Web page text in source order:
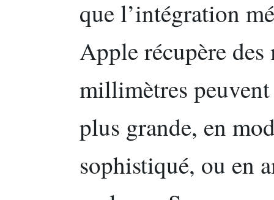
que l’intégration
Apple récupère
millimètres
plus grande, en
sophistiqué, ou en